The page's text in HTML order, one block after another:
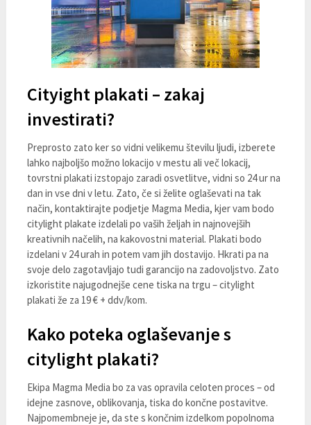
Cityight plakati – zakaj
investirati?
Preprosto zato ker so vidni velikemu številu ljudi, izberete
lahko najboljšo možno lokacijo v mestu ali več lokacij,
tovrstni plakati izstopajo zaradi osvetlitve, vidni so 24 ur na
dan in vse dni v letu. Zato, če si želite oglaševati na tak
način, kontaktirajte podjetje Magma Media, kjer vam bodo
citylight plakate izdelali po vaših željah in najnovejših
kreativnih načelih, na kakovostni material. Plakati bodo
izdelani v 24 urah in potem vam jih dostavijo. Hkrati pa na
svoje delo zagotavljajo tudi garancijo na zadovoljstvo. Zato
izkoristite najugodnejše cene tiska na trgu – citylight
plakati že za 19 € + ddv/kom.
Kako poteka oglaševanje s
citylight plakati?
Ekipa Magma Media bo za vas opravila celoten proces – od
idejne zasnove, oblikovanja, tiska do končne postavitve.
Najpomembneje je, da ste s končnim izdelkom popolnoma